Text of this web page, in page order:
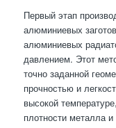
Первый этап
алюминиевых
алюминиевых
давлением. Этот
точно заданной
прочностью и
высокой
плотности металла